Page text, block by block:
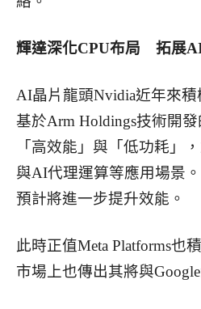
輝達深化CPU布局 拓展
AI晶片龍頭Nvidia近年來積
基於Arm Holdings技術開
「高效能」與「低功耗」
與AI代理運算等應用場景
預計將進一步提升效能。
此時正值Meta Platforms也
市場上也傳出其將與